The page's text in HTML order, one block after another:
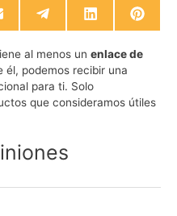
Compartir
en
Telegram
Compartir
en
LinkedIn
en
al menos un enlace de
él, podemos recibir una
para ti. Solo
que consideramos útiles